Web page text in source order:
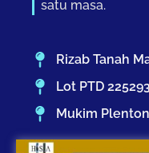
satu masa.
Rizab Tanah
Lot PTD
Mukim